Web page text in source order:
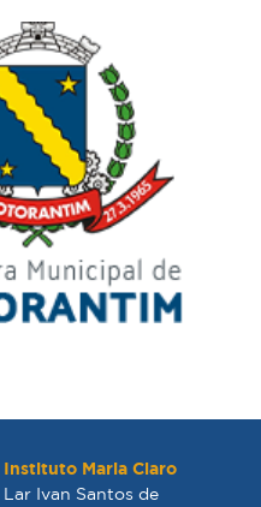
Instituto Maria Claro
Lar Ivan Santos de